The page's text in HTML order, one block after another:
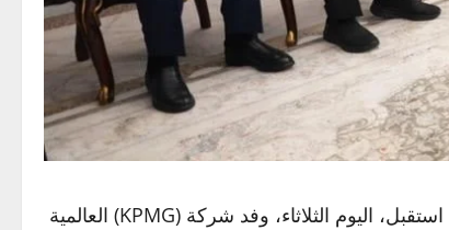
استقبل، اليوم الثلاثاء، وفد شركة (KPMG) العالمية